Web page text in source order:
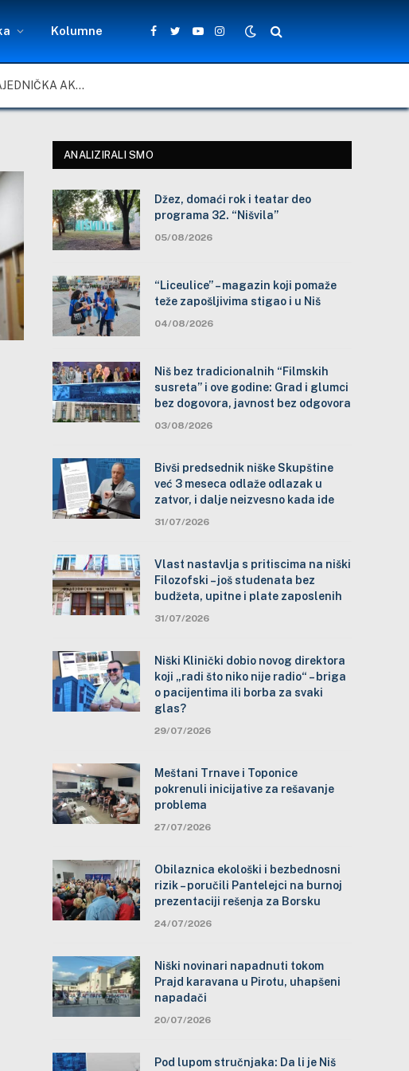
Kolumne
Facebook
TwitterYouTubeInstagram
ZA LEPŠE I BEZBEDNIJE ŠKOLSKO DVORIŠTE: ZAJEDNIČKA AKCIJA MEŠTANA, NASTAVNIKA I ĐAKA U SELU VLASE KOD VRANJA
ANALIZIRALI SMO
Džez, domaći rok i teatar deo
programa 32. “Nišvila”
05/08/2026
“Liceulice” – magazin koji pomaže
teže zapošljivima stigao i u Niš
04/08/2026
Niš bez tradicionalnih “Filmskih
susreta” i ove godine: Grad i glumci
bez dogovora, javnost bez odgovora
03/08/2026
Bivši predsednik niške Skupštine
već 3 meseca odlaže odlazak u
zatvor, i dalje neizvesno kada ide
31/07/2026
Vlast nastavlja s pritiscima na niški
Filozofski – još studenata bez
budžeta, upitne i plate zaposlenih
31/07/2026
Niški Klinički dobio novog direktora
koji „radi što niko nije radio“ – briga
o pacijentima ili borba za svaki
glas?
29/07/2026
Meštani Trnave i Toponice
pokrenuli inicijative za rešavanje
problema
27/07/2026
Obilaznica ekološki i bezbednosni
rizik – poručili Pantelejci na burnoj
prezentaciji rešenja za Borsku
24/07/2026
Niški novinari napadnuti tokom
Prajd karavana u Pirotu, uhapšeni
napadači
20/07/2026
Pod lupom stručnjaka: Da li je Niš